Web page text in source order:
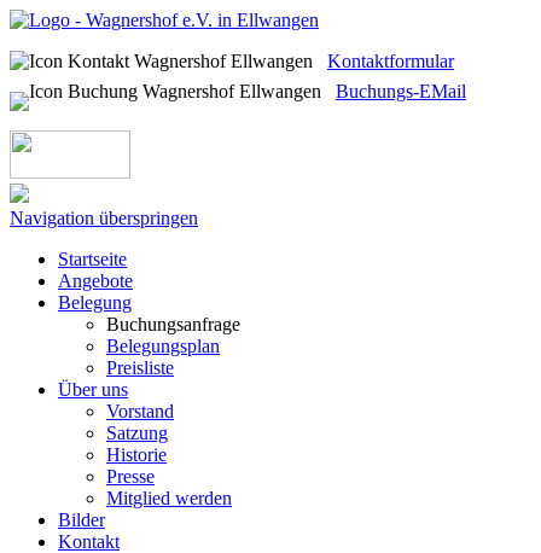
Kontaktformular
Buchungs-EMail
Navigation überspringen
Startseite
Angebote
Belegung
Buchungsanfrage
Belegungsplan
Preisliste
Über uns
Vorstand
Satzung
Historie
Presse
Mitglied werden
Bilder
Kontakt